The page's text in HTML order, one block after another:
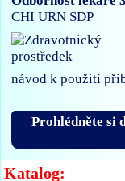
Katalog:
CHIURN SDP
návod k použití
Prohlédněte si